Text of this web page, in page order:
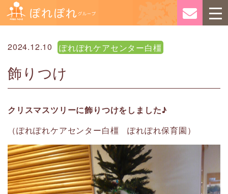
2024.12.10 ぽれぽれケアセンター白橿
飾りつけ
クリスマスツリーに飾りつけをしました♪
（ぽれぽれケアセンター白橿 ぽれぽれ保育園）